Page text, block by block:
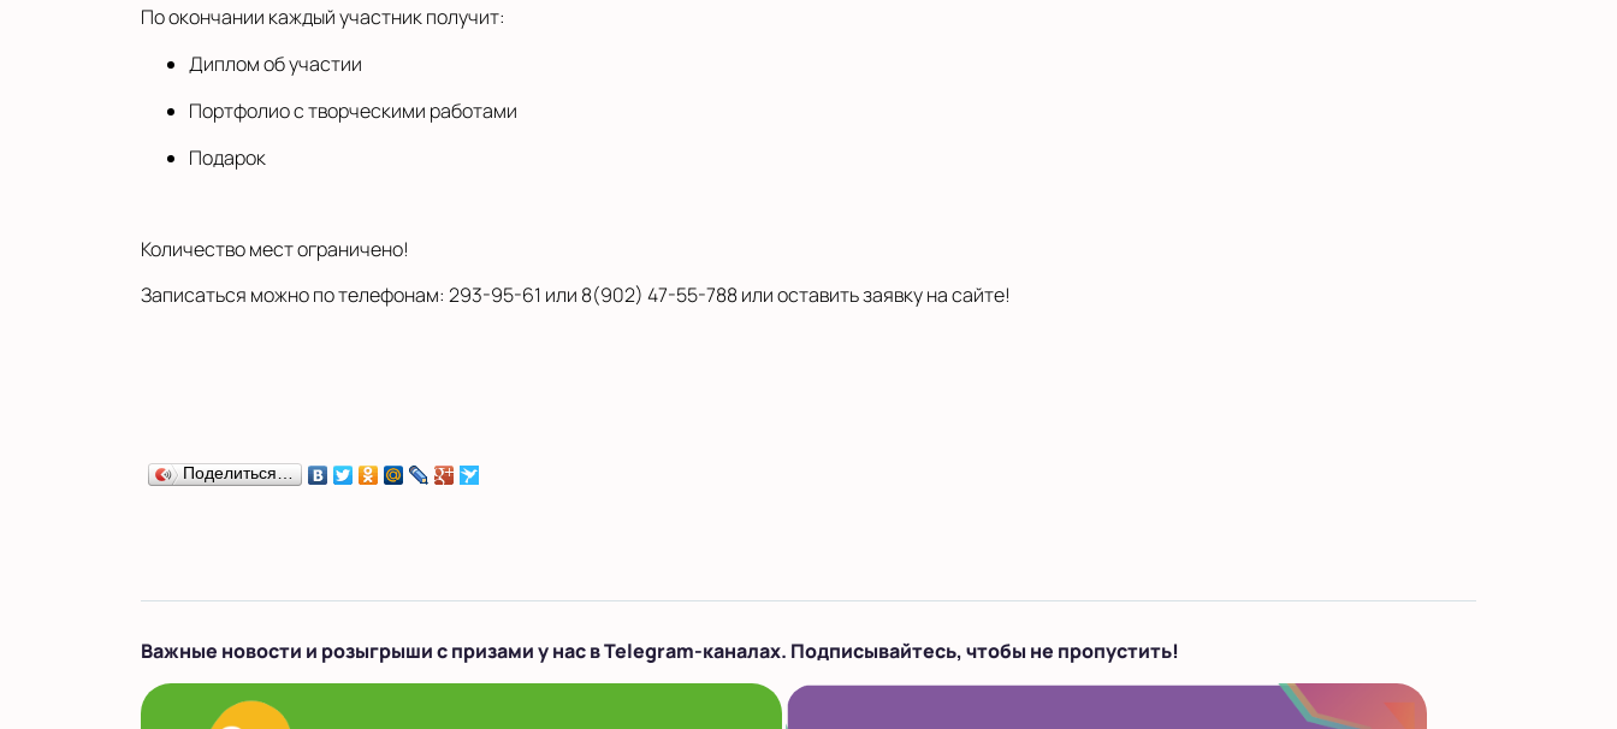
По окончании каждый участник получит:
Диплом об участии
Портфолио с творческими работами
Подарок
Количество мест ограничено!
Записаться можно по телефонам: 293-95-61 или 8(902) 47-55-788 или оставить заявку на сайте!
Поделиться…
Важные новости и розыгрыши с призами у нас в Telegram-каналах. Подписывайтесь, чтобы не пропустить!